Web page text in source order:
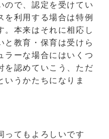
ので、認定を受けてい
を利用する場合は特例
。本来はそれに相応し
と教育・保育は受けら
ラーな場合にはいくつ
を認めていこう、ただ
いうかたちになりま
てもよろしいです